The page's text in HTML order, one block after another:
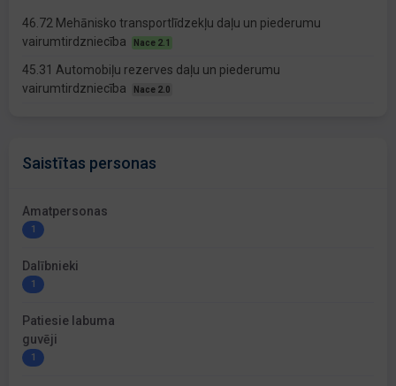
46.72 Mehānisko transportlīdzekļu daļu un piederumu
vairumtirdzniecība
Nace 2.1
45.31 Automobiļu rezerves daļu un piederumu
vairumtirdzniecība
Nace 2.0
Saistītas personas
Amatpersonas
1
Dalībnieki
1
Patiesie labuma
guvēji
1